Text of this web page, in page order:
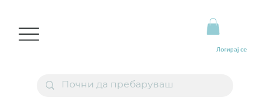
Логирај се